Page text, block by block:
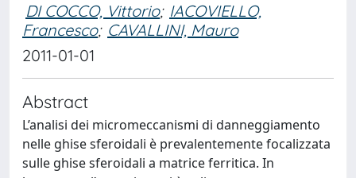
DI COCCO, Vittorio; IACOVIELLO,
Francesco; CAVALLINI, Mauro
2011-01-01
Abstract
L’analisi dei micromeccanismi di danneggiamento
nelle ghise sferoidali è prevalentemente focalizzata
sulle ghise sferoidali a matrice ferritica. In